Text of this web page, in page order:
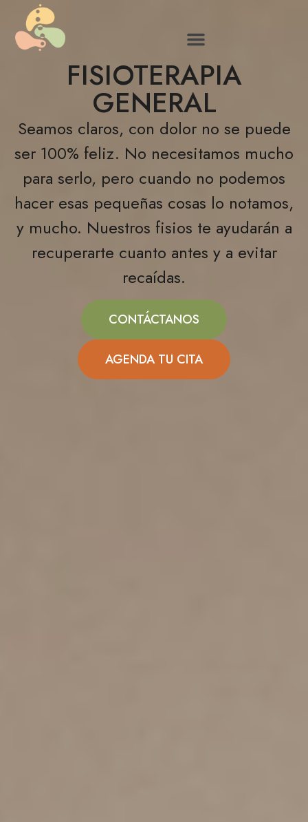
HEADBODY
FISIOTERAPIA
GENERAL
Seamos claros, con dolor no se puede
ser 100% feliz. No necesitamos mucho
para serlo, pero cuando no podemos
hacer esas pequeñas cosas lo notamos,
y mucho. Nuestros fisios te ayudarán a
recuperarte cuanto antes y a evitar
recaídas.
CONTÁCTANOS
AGENDA TU CITA